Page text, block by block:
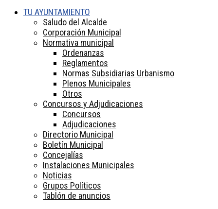
TU AYUNTAMIENTO
Saludo del Alcalde
Corporación Municipal
Normativa municipal
Ordenanzas
Reglamentos
Normas Subsidiarias Urbanismo
Plenos Municipales
Otros
Concursos y Adjudicaciones
Concursos
Adjudicaciones
Directorio Municipal
Boletín Municipal
Concejalías
Instalaciones Municipales
Noticias
Grupos Políticos
Tablón de anuncios